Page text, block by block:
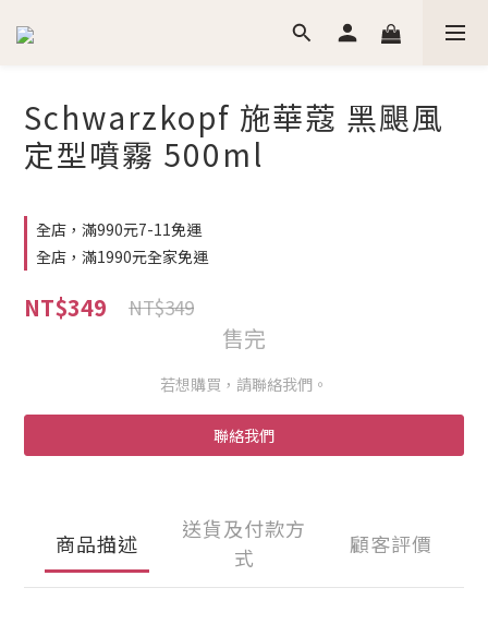
Schwarzkopf 施華蔻 黑颶風
定型噴霧 500ml
全店，滿990元7-11免運
全店，滿1990元全家免運
NT$349 NT$349
售完
若想購買，請聯絡我們。
聯絡我們
商品描述
送貨及付款方
式
顧客評價